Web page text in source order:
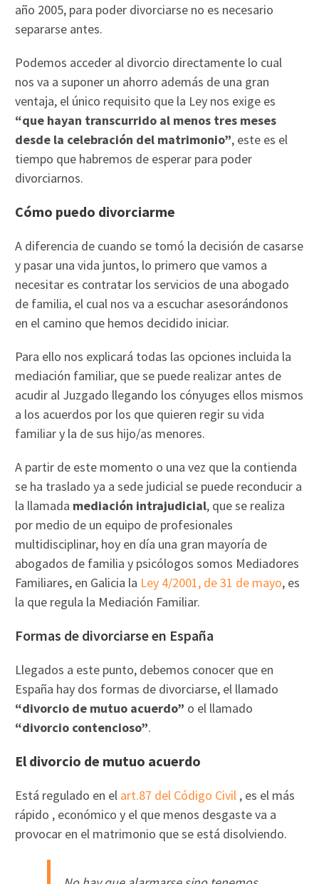
año 2005, para poder divorciarse no es necesario
separarse antes.
Podemos acceder al divorcio directamente lo cual
nos va a suponer un ahorro además de una gran
ventaja, el único requisito que la Ley nos exige es
“que hayan transcurrido al menos tres meses
desde la celebración del matrimonio”, este es el
tiempo que habremos de esperar para poder
divorciarnos.
Cómo puedo divorciarme
A diferencia de cuando se tomó la decisión de casarse
y pasar una vida juntos, lo primero que vamos a
necesitar es contratar los servicios de una abogado
de familia, el cual nos va a escuchar asesorándonos
en el camino que hemos decidido iniciar.
Para ello nos explicará todas las opciones incluida la
mediación familiar, que se puede realizar antes de
acudir al Juzgado llegando los cónyuges ellos mismos
a los acuerdos por los que quieren regir su vida
familiar y la de sus hijo/as menores.
A partir de este momento o una vez que la contienda
se ha traslado ya a sede judicial se puede reconducir a
la llamada mediación intrajudicial, que se realiza
por medio de un equipo de profesionales
multidisciplinar, hoy en día una gran mayoría de
abogados de familia y psicólogos somos Mediadores
Familiares, en Galicia la Ley 4/2001, de 31 de mayo, es
la que regula la Mediación Familiar.
Formas de divorciarse en España
Llegados a este punto, debemos conocer que en
España hay dos formas de divorciarse, el llamado
“divorcio de mutuo acuerdo” o el llamado
“divorcio contencioso”.
El divorcio de mutuo acuerdo
Está regulado en el art.87 del Código Civil , es el más
rápido , económico y el que menos desgaste va a
provocar en el matrimonio que se está disolviendo.